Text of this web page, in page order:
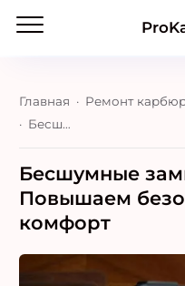
Главная
Ремонт
Бесшумные замки на ВАЗ 2107: Повышаем безопасность и комфорт
Бесшумные
Повышаем
комфорт